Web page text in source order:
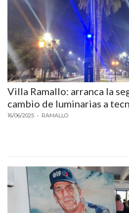
Villa Ramallo: arranca la
cambio de luminarias a
16/06/2025 • RAMALLO